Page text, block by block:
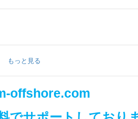
もっと見る
offshore.com